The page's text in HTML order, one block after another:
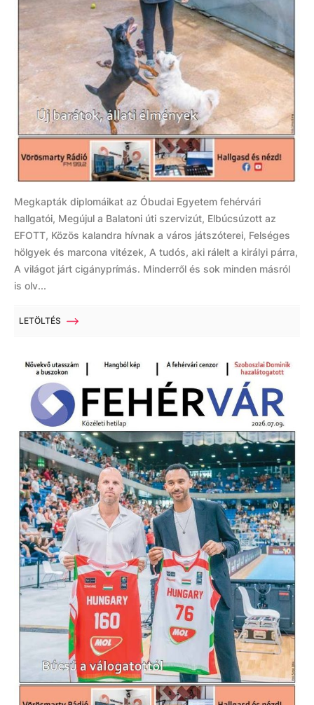
Megkapták diplomáikat az Óbudai Egyetem fehérvári
hallgatói, Megújul a Balatoni úti szervizút, Elbúcsúzott az
EFOTT, Közös kalandra hívnak a város játszóterei, Felséges
hölgyek és marcona vitézek, A tudós, aki rálelt a királyi párra,
A világot járt cigányprímás. Minderről és sok minden másról
is olv...
LETÖLTÉS